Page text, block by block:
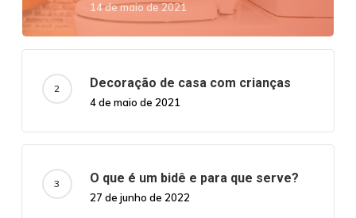
14 de maio de 2021
Decoração de casa com crianças
4 de maio de 2021
O que é um bidê e para que serve?
27 de junho de 2022